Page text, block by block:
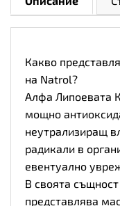
Какво
на Natrol?
Алфа Липоевата
мощно
неутрализиращ
радикали в
евентуално
В своята
представлява